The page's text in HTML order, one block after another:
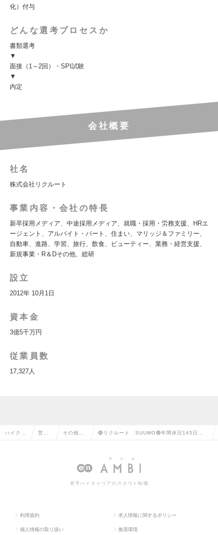
化）付与
どんな選考プロセスか
書類選考
▼
面接（1～2回）・SPI試験
▼
内定
会社概要
社名
株式会社リクルート
事業内容・会社の特長
新卒採用メディア、中途採用メディア、就職・採用・労務支援、HRエ
ージェント、アルバイト・パート、住まい、マリッジ＆ファミリー、
自動車、進路、学習、旅行、飲食、ビューティー、業務・経営支援、
新規事業・R＆Dその他、総研
設立
2012年 10月1日
資本金
3億5千万円
従業員数
17,327人
ハイクラ 営業 その他、 🟢リクルート SUUMO🟢年間休日145日！
の求人情報
若手ハイキャリアのスカウト転職
利用規約 求人情報に関するポリシー
個人情報の取り扱い 推奨環境